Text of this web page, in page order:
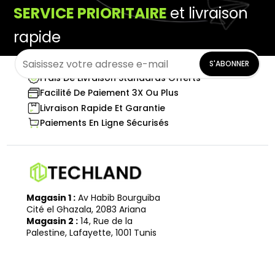
SERVICE PRIORITAIRE et livraison
rapide
S'ABONNER
Frais De Livraison Standards Offerts
Facilité De Paiement 3X Ou Plus
Livraison Rapide Et Garantie
Paiements En Ligne Sécurisés
Magasin 1 : Av Habib Bourguiba
Cité el Ghazala, 2083 Ariana
Magasin 2 : 14, Rue de la
Palestine, Lafayette, 1001 Tunis